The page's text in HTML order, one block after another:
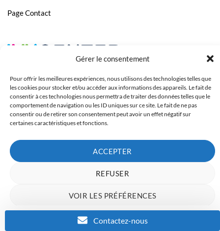
Gérer le consentement
Pour offrir les meilleures expériences, nous utilisons des technologies telles que
les cookies pour stocker et/ou accéder aux informations des appareils. Le fait de
consentir à ces technologies nous permettra de traiter des données telles que le
comportement de navigation ou les ID uniques sur ce site. Le fait de ne pas
consentir ou de retirer son consentement peut avoir un effet négatif sur
certaines caractéristiques et fonctions.
ACCEPTER
REFUSER
VOIR LES PRÉFÉRENCES
Charte de donnéesPolitique de confidentialité
Page Contact
Copyright 2023 © Inkcenter - Webdesign by
Contactez-nous